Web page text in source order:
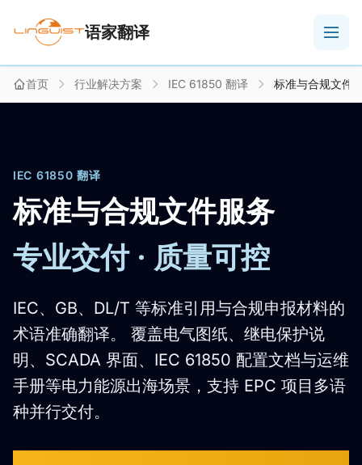
语家翻译
首页 行业解决方案 IEC 61850 翻译 标准与合规文件
IEC 61850 翻译
标准与合规文件服务
专业交付 · 质量可控
IEC、GB、DL/T 等标准引用与合规申报材料的
术语准确翻译。 覆盖电气图纸、继电保护说
明、SCADA 界面、IEC 61850 配置文档与运维
手册等电力能源出海场景，支持 EPC 项目多语
种并行交付。